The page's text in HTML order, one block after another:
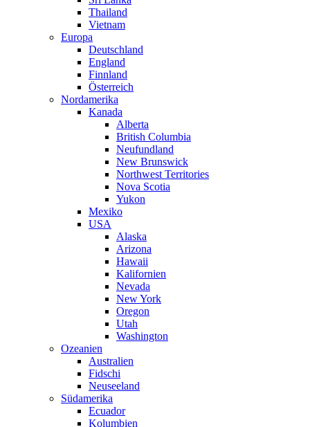
Thailand
Vietnam
Europa
Deutschland
England
Finnland
Österreich
Nordamerika
Kanada
Alberta
British Columbia
Neufundland
New Brunswick
Northwest Territories
Nova Scotia
Yukon
Mexiko
USA
Alaska
Arizona
Hawaii
Kalifornien
Nevada
New York
Oregon
Utah
Washington
Ozeanien
Australien
Fidschi
Neuseeland
Südamerika
Ecuador
Kolumbien